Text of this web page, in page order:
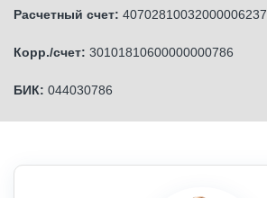
Расчетный счет: 40702810032000006237
Корр./счет: 30101810600000000786
БИК: 044030786